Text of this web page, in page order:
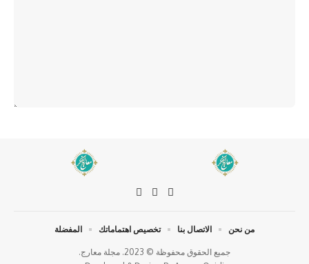
جميع الحقوق محفوظة © 2023. مجلة معارج.
من نحن الاتصال بنا تخصيص اهتماماتك المفضلة